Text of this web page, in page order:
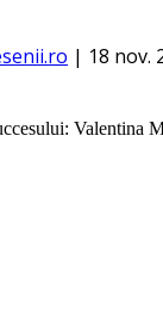
| 18 nov.